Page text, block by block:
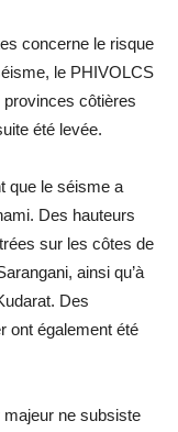
concerne le risque
le PHIVOLCS
côtières
été levée.
que le séisme a
Des hauteurs
sur les côtes de
ainsi qu’à
Des
ont également été
majeur ne subsiste